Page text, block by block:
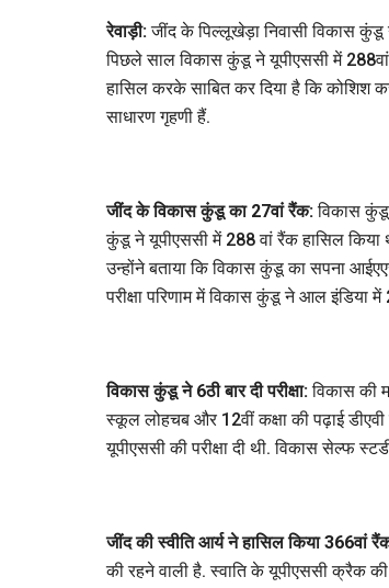
रेवाड़ी:जींद के पिल्लूखेड़ा निवासी विकास
पिछले साल विकास कुंडू ने यूपीएससी में 288वां
हासिल करके साबित कर दिया है कि कोशिश
साधारण गृहणी हैं.
जींद के विकास कुंडू का 27वां रैंक:विकास कुंडू
कुंडू ने यूपीएससी में 288 वां रैंक हासिल किया
उन्होंने बताया कि विकास कुंडू का सपना
परीक्षा परिणाम में विकास कुंडू ने आल इंडिया
विकास कुंडू ने 6ठी बार दी परीक्षा:विकास की
स्कूल लोहचब और 12वीं कक्षा की पढ़ाई
यूपीएससी की परीक्षा दी थी. विकास सेल्फ
जींद की स्वीति आर्य ने हासिल किया 366वां
की रहने वाली है. स्वाति के यूपीएससी क्रैक